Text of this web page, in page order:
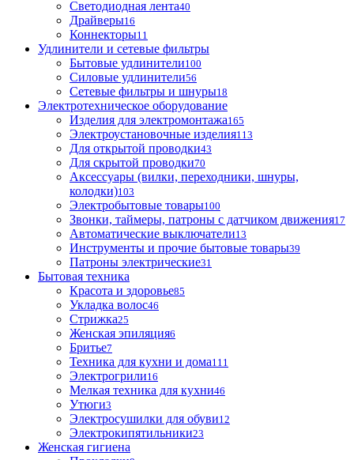
Светодиодная лента40
Драйверы16
Коннекторы11
Удлинители и сетевые фильтры
Бытовые удлинители100
Силовые удлинители56
Сетевые фильтры и шнуры18
Электротехническое оборудование
Изделия для электромонтажа165
Электроустановочные изделия113
Для открытой проводки43
Для скрытой проводки70
Аксессуары (вилки, переходники, шнуры,
колодки)103
Электробытовые товары100
Звонки, таймеры, патроны с датчиком движения17
Автоматические выключатели13
Инструменты и прочие бытовые товары39
Патроны электрические31
Бытовая техника
Красота и здоровье85
Укладка волос46
Стрижка25
Женская эпиляция6
Бритье7
Техника для кухни и дома111
Электрогрили16
Мелкая техника для кухни46
Утюги3
Электросушилки для обуви12
Электрокипятильники23
Женская гигиена